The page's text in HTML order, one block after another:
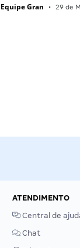
Equipe Gran • 29 de
ATENDIMENTO
Central de
Chat